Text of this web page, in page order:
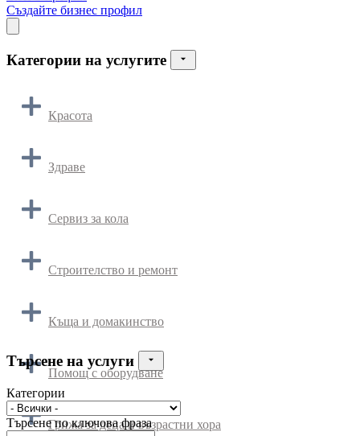
Създайте бизнес профил
Категории на услугите
Красота
Здраве
Сервиз за кола
Строителство и ремонт
Къща и домакинство
Помощ с оборудване
Грижа за деца и възрастни хора
Търсене на услуги
Категории
Търсене по ключова фраза